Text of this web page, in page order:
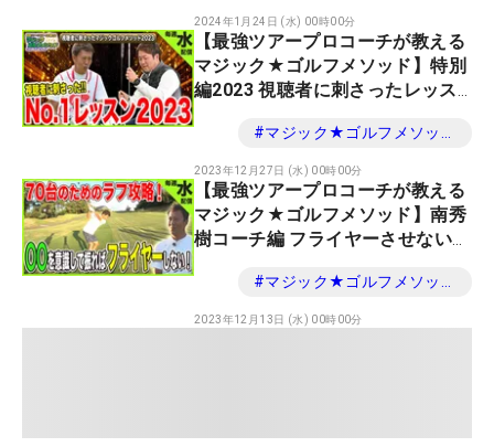
2024年1月24日 (水) 00時00分
【最強ツアープロコーチが教える
マジック★ゴルフメソッド】特別
編2023 視聴者に刺さったレッス
#マジック★ゴルフメソッド
2023年12月27日 (水) 00時00分
【最強ツアープロコーチが教える
マジック★ゴルフメソッド】南秀
樹コーチ編 フライヤーさせない打
#マジック★ゴルフメソッド
2023年12月13日 (水) 00時00分